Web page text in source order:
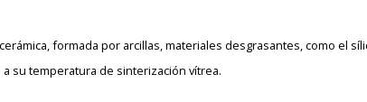
formada por arcillas, materiales desgrasantes, como el
su temperatura de sinterización vítrea.